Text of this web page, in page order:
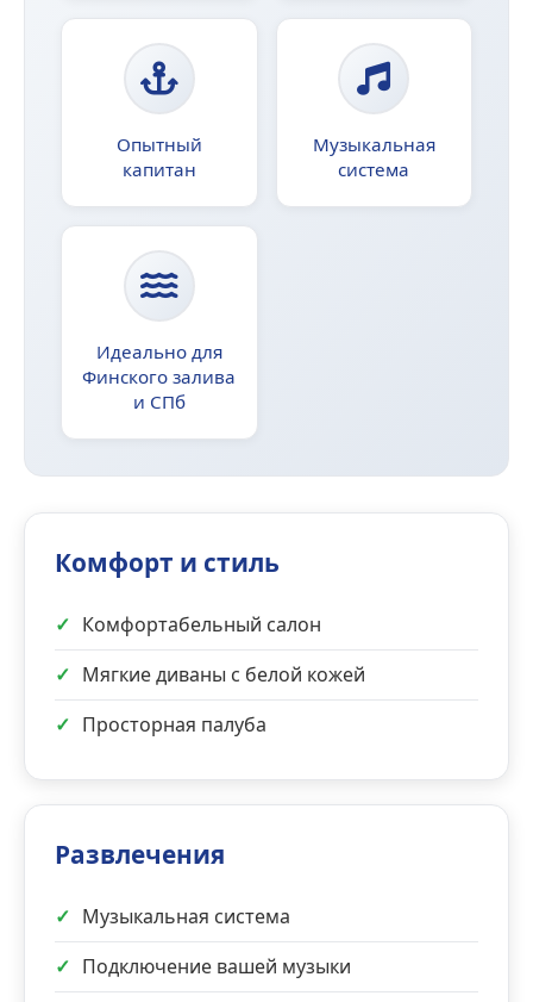
Опытный
капитан
Музыкальная
система
Идеально для
Финского залива
и СПб
Комфорт и стиль
✓ Комфортабельный салон
✓ Мягкие диваны с белой кожей
✓ Просторная палуба
Развлечения
✓ Музыкальная система
✓ Подключение вашей музыки